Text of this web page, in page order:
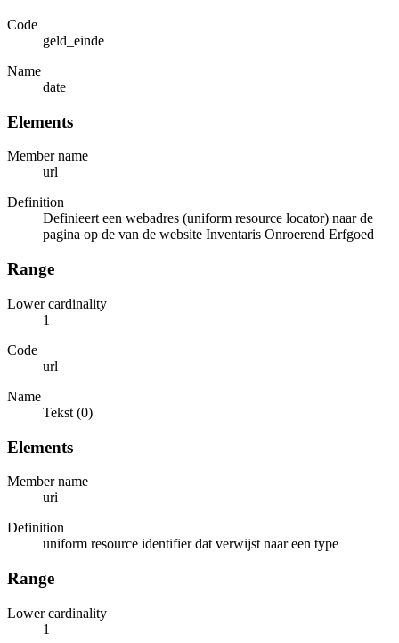
Code
geld_einde
Name
date
Elements
Member name
url
Definition
Definieert een webadres (uniform resource locator) naar de
pagina op de van de website Inventaris Onroerend Erfgoed
Range
Lower cardinality
1
Code
url
Name
Tekst (0)
Elements
Member name
uri
Definition
uniform resource identifier dat verwijst naar een type
Range
Lower cardinality
1